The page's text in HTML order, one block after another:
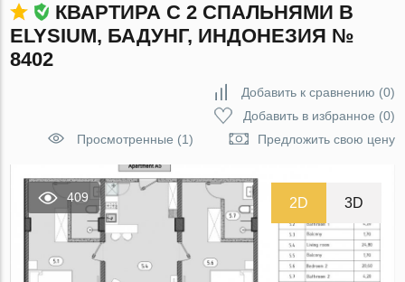
КВАРТИРА С 2 СПАЛЬНЯМИ В
ELYSIUM, БАДУНГ, ИНДОНЕЗИЯ №
8402
Добавить к сравнению (0)
Добавить в избранное (0)
Просмотренные (1)
Предложить свою цену
409 2D 3D